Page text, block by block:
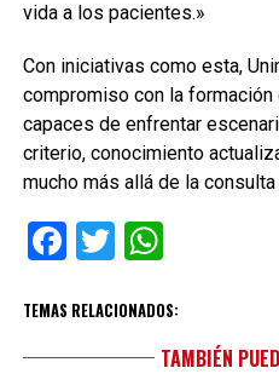
vida a los pacientes.»
Con iniciativas como esta,
compromiso con la
capaces de enfrentar
criterio, conocimiento
mucho más allá de la
Facebook
Twitter
TEMAS RELACIONADOS:
TAMBIÉN